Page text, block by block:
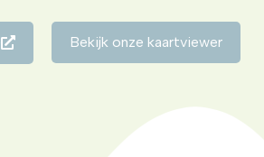
Bekijk onze kaartviewer